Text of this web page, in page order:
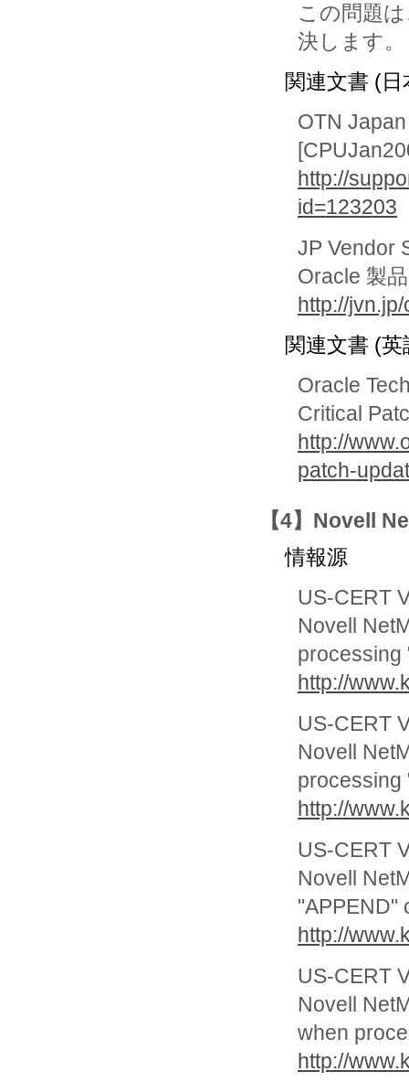
この問題
関連文書 (日
OTN
http://
id=123203
JP Vendor
Oracle 製
http://
関連文書 (英
Oracle
Critical
http://
patch-
【4】Novell
情報源
US-CERT
Novell
processing
http://
US-CERT
Novell
processing
http://
US-CERT
Novell
"APPEND"
http://
US-CERT
Novell
when
http://